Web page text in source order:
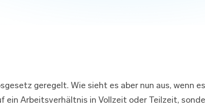
geregelt. Wie sieht es aber nun aus, wenn
Arbeitsverhältnis in Vollzeit oder Teilzeit,